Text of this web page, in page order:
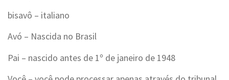
bisavô – italiano
Avó – Nascida no Brasil
Pai – nascido antes de 1º de janeiro de 1948